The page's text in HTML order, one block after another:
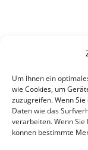
Um Ihnen ein
wie Cookies, um
zuzugreifen. Wenn
Daten wie das
verarbeiten. Wenn
können bestimmte